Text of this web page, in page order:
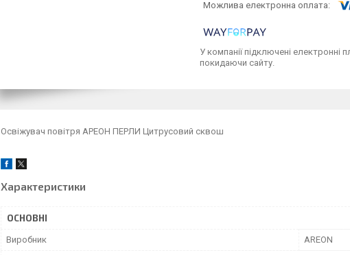
У компанії підключені електронні
покидаючи сайту.
Освіжувач повітря АРЕОН ПЕРЛИ Цитрусовий сквош
Характеристики
ОСНОВНІ
Виробник AREON